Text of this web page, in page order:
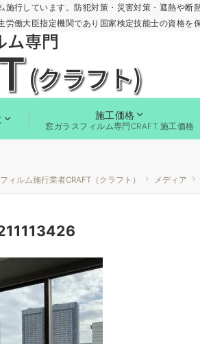
施行しています。防犯対策・災害対策・遮熱や
労働大臣指定機関であり国家検定技能士の資格を
施工価格
窓ガラスフィルム専門CRAFT 施工価格
ィルム施行業者CRAFT（クラフト） メディア